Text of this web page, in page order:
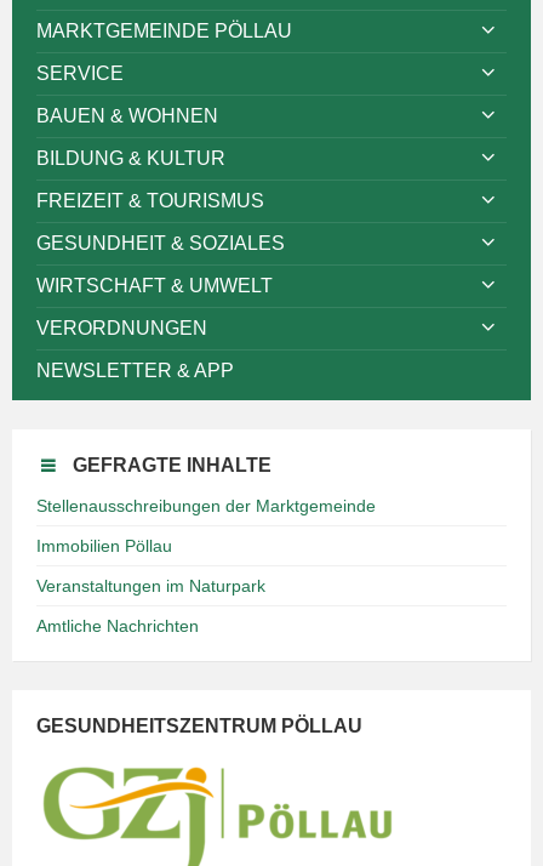
MARKTGEMEINDE PÖLLAU
SERVICE
BAUEN & WOHNEN
BILDUNG & KULTUR
FREIZEIT & TOURISMUS
GESUNDHEIT & SOZIALES
WIRTSCHAFT & UMWELT
VERORDNUNGEN
NEWSLETTER & APP
GEFRAGTE INHALTE
Stellenausschreibungen der Marktgemeinde
Immobilien Pöllau
Veranstaltungen im Naturpark
Amtliche Nachrichten
GESUNDHEITSZENTRUM PÖLLAU